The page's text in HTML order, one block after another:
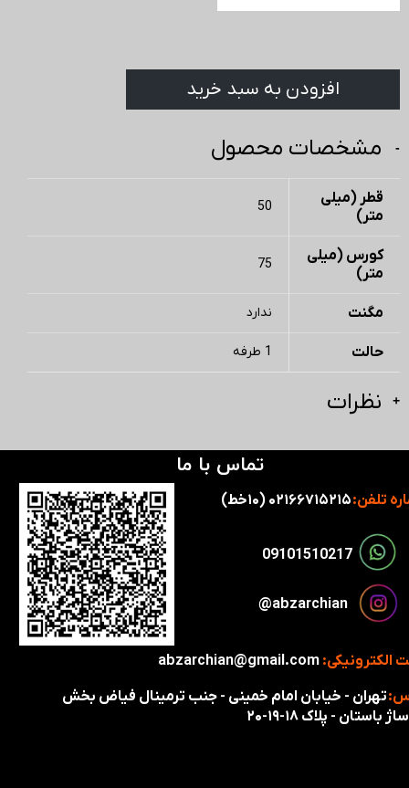
افزودن به سبد خرید
مشخصات محصول
قطر (میلی
متر)
50
کورس (میلی
متر)
75
مگنت ندارد
حالت 1 طرفه
نظرات
تماس با ما
تلفن:
تهران - خیابان امام خمینی - جنب ترمینال فیاض بخش
باستان - پلاک ۱۸-۱۹-۲۰
الکترونیکی: abzarchian@gmail.com
​​09101510217​​​​​​​
​​​abzarchian@